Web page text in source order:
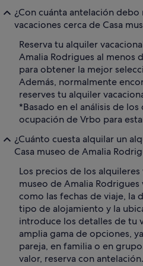
¿Con cuánta antelación debo
vacaciones cerca de Casa
Reserva tu alquiler
Amalia Rodrigues al menos
para obtener la mejor
Además, normalmente
reserves tu alquiler
*Basado en el análisis de
ocupación de Vrbo para
¿Cuánto cuesta alquilar un
Casa museo de Amalia
Los precios de los alquileres
museo de Amalia
como las fechas de viaje, la
tipo de alojamiento y la
introduce los detalles de tu
amplia gama de opciones,
pareja, en familia o en
valor, reserva con antelación.